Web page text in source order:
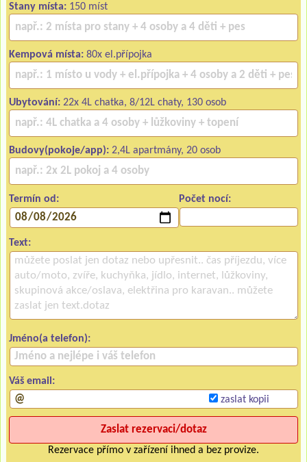
Stany místa: 150 míst
Kempová místa: 80x el.přípojka
Ubytování: 22x 4L chatka, 8/12L chaty, 130 osob
Budovy(pokoje/app): 2,4L apartmány, 20 osob
Termín od: Počet nocí:
Text:
Jméno(a telefon):
Váš email:
zaslat kopii
Rezervace přímo v zařízení ihned a bez provize.